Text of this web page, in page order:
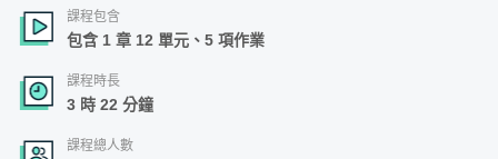
課程包含
包含 1 章 12 單元、5 項作業
課程時長
3 時 22 分鐘
課程總人數